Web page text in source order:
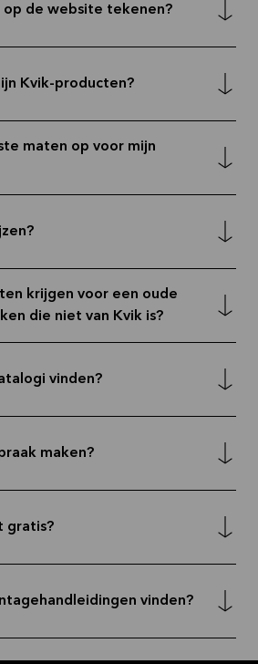
op de website tekenen?
Kvik-producten?
maten op voor mijn
krijgen voor een oude
die niet van Kvik is?
vinden?
maken?
gratis?
vinden?